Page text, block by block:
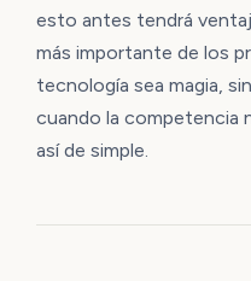
esto antes tendrá
más importante de los
tecnología sea magia,
cuando la competencia
así de simple.